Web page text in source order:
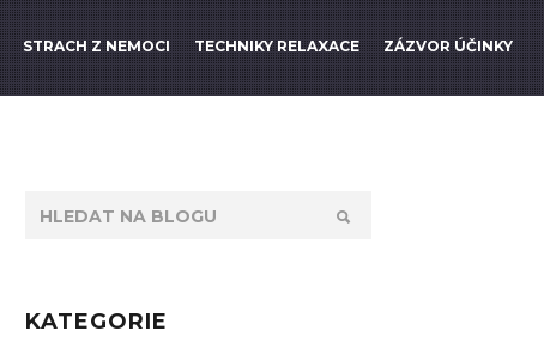
STRACH Z NEMOCI TECHNIKY RELAXACE ZÁZVOR ÚČINKY
KATEGORIE